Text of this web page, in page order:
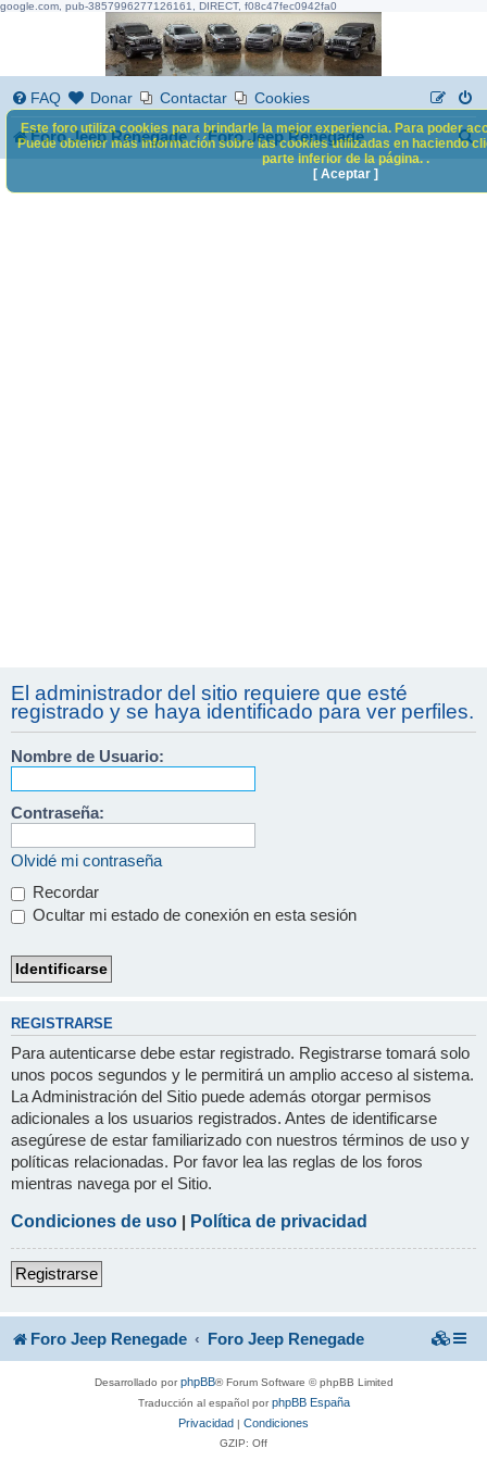
google.com, pub-3857996277126161, DIRECT, f08c47fec0942fa0
FAQ Donar Contactar Cookies
Foro Jeep Renegade Foro Jeep Renegade
B
s
El administrador del sitio requiere que esté
registrado y se haya identificado para ver perfiles.
Nombre de Usuario:
Contraseña:
Olvidé mi contraseña
Recordar
Ocultar mi estado de conexión en esta sesión
REGISTRARSE
Para autenticarse debe estar registrado. Registrarse tomará solo
unos pocos segundos y le permitirá un amplio acceso al sistema.
La Administración del Sitio puede además otorgar permisos
adicionales a los usuarios registrados. Antes de identificarse
asegúrese de estar familiarizado con nuestros términos de uso y
políticas relacionadas. Por favor lea las reglas de los foros
mientras navega por el Sitio.
Condiciones de uso | Política de privacidad
Registrarse
Este foro utiliza cookies para brindarle la mejor experiencia. Para poder
Puede obtener más información sobre las cookies utilizadas en haciendo
parte inferior de la página. .
[ Aceptar ]
Foro Jeep Renegade Foro Jeep Renegade
Desarrollado porphpBB® Forum Software © phpBB Limited
Traducción al español porphpBB España
Privacidad | Condiciones
GZIP: Off